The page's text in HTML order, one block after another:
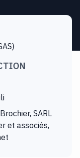
SARL
et associés,